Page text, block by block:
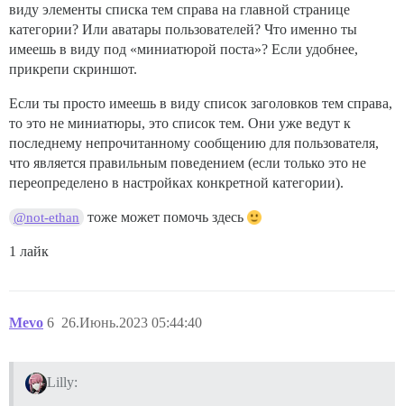
виду элементы списка тем справа на главной странице
категории? Или аватары пользователей? Что именно ты
имеешь в виду под «миниатюрой поста»? Если удобнее,
прикрепи скриншот.
Если ты просто имеешь в виду список заголовков тем справа,
то это не миниатюры, это список тем. Они уже ведут к
последнему непрочитанному сообщению для пользователя,
что является правильным поведением (если только это не
переопределено в настройках конкретной категории).
@not-ethan тоже может помочь здесь
1 лайк
Mevo 26.Июнь.2023 05:44:40
6
Lilly: